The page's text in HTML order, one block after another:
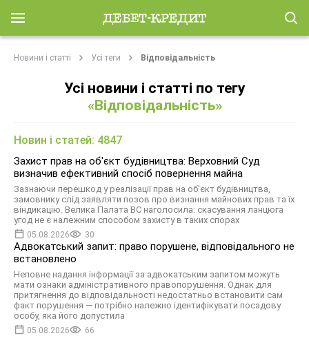
Новини і статті Усі теги Відповідальність
Усі новини і статті по тегу
«Відповідальність»
Новин і статей: 4847
Захист прав на об'єкт будівництва: Верховний Суд
визначив ефективний спосіб повернення майна
Зазнаючи перешкод у реалізації прав на об'єкт будівництва,
замовнику слід заявляти позов про визнання майнових прав та їх
віндикацію. Велика Палата ВС наголосила: скасування ланцюга
угод не є належним способом захисту в таких спорах
05.08.2026 30
Адвокатський запит: право порушене, відповідального не
встановлено
Неповне надання інформації за адвокатським запитом можуть
мати ознаки адміністративного правопорушення. Однак для
притягнення до відповідальності недостатньо встановити сам
факт порушення — потрібно належно ідентифікувати посадову
особу, яка його допустила
05.08.2026 66